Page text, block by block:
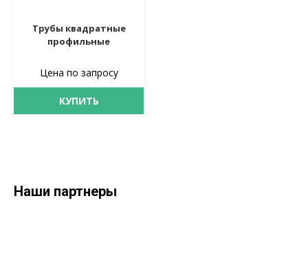
Трубы квадратные
профильные
Цена по запросу
КУПИТЬ
Наши партнеры